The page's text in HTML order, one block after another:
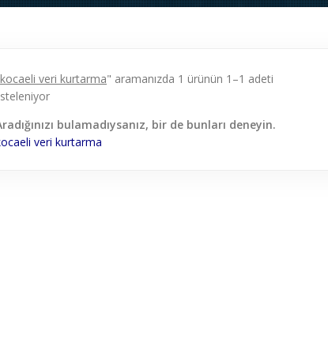
kocaeli veri kurtarma" aramanızda 1 ürünün 1–1 adeti
bulamadıysanız, bir de bunları deneyin.
veri kurtarma